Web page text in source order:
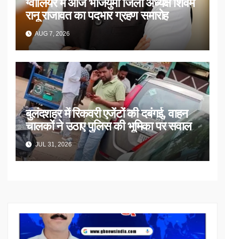
रानू राजावत का पदभार ग्रहण समारोह
AUG 7, 2026
बुलंदशहर में रिकवरी एजेंटों की दबंगई, वाहन
चालकों ने उठाए पुलिस की भूमिका पर सवाल
JUL 31, 2026